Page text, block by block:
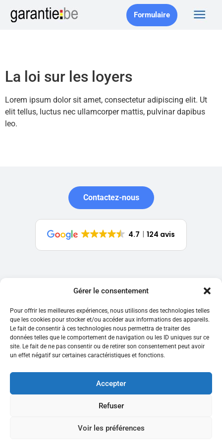
Gérer le consentement
Pour offrir les meilleures expériences, nous utilisons des technologies telles
que les cookies pour stocker et/ou accéder aux informations des appareils.
Le fait de consentir à ces technologies nous permettra de traiter des
données telles que le comportement de navigation ou les ID uniques sur ce
site. Le fait de ne pas consentir ou de retirer son consentement peut avoir
un effet négatif sur certaines caractéristiques et fonctions.
Accepter
Refuser
Voir les préférences
Formulaire
La loi sur les loyers
Lorem ipsum dolor sit amet, consectetur adipiscing elit. Ut
elit tellus, luctus nec ullamcorper mattis, pulvinar dapibus
leo.
Contactez-nous
4.7 124 avis
Garantie.be est édité par la société belge Garantir SRL, enregistrée
auprès de la Banque carrefour des entreprises (numéro
0761.516.118) et inscrite en tant que courtier en assurances
auprès de la FSMA.
Mentions légales
Politique confidentialité
Politique de Cookies
Guide locataire
Modèles de lettres
Garantie locative en ligne
Bruxelles